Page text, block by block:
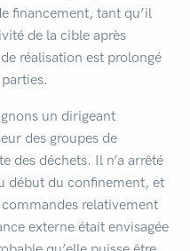
financement, tant qu’il
de la cible après
réalisation est prolongé
un dirigeant
des groupes de
des déchets. Il n’a arrêté
début du confinement, et
relativement
externe était envisagée